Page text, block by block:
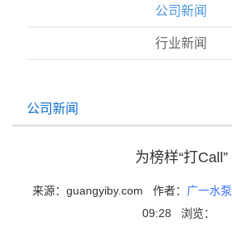
公司新闻
行业新闻
公司新闻
为榜样“打Call”
来源：guangyiby.com 作者： 广一水泵
09:28
浏览：